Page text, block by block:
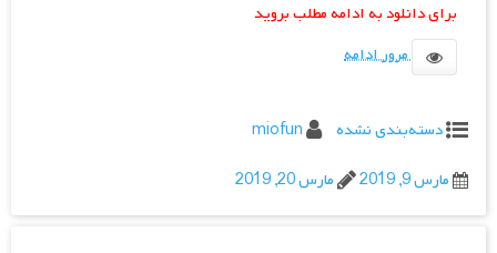
برای دانلود به ادامه مطلب بروید
مرور ادامه
دسته‌بندی نشده
miofun
مارس 9, 2019
مارس 20, 2019